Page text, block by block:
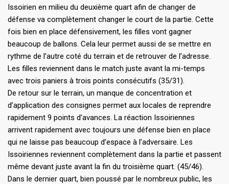
Issoirien en milieu du deuxième quart afin de changer de
défense va complètement changer le court de la partie. Cette
fois bien en place défensivement, les filles vont gagner
beaucoup de ballons. Cela leur permet aussi de se mettre en
rythme de l’autre coté du terrain et de retrouver de l’adresse.
Les filles reviennent dans le match juste avant la mi-temps
avec trois paniers à trois points consécutifs (35/31).
De retour sur le terrain, un manque de concentration et
d’application des consignes permet aux locales de reprendre
rapidement 9 points d’avances. La réaction Issoiriennes
arrivent rapidement avec toujours une défense bien en place
qui ne laisse pas beaucoup d’espace à l’adversaire. Les
Issoiriennes reviennent complètement dans la partie et passent
même devant juste avant la fin du troisième quart. (45/46).
Dans le dernier quart, bien poussé par le nombreux public, les